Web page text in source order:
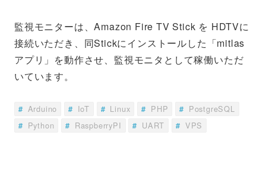
監視モニターは、Amazon Fire TV Stick を HDTVに
接続いただき、同Stickにインストールした「mitlas
アプリ」を動作させ、監視モニタとして稼働いただ
いています。
Arduino IoT Linux PHP
PostgreSQL
Python
RaspberryPI UART VPS